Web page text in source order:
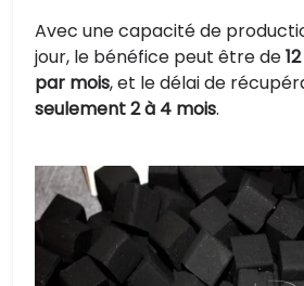
Avec une capacité de
jour, le bénéfice peut être de
par mois, et le délai de
seulement 2 à 4 mois.